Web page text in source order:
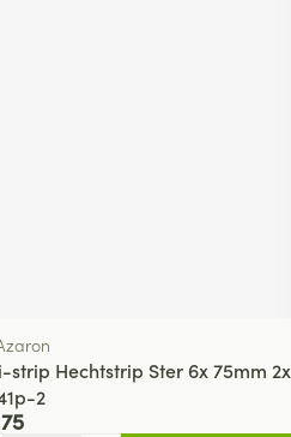
strip Hechtstrip Ster 6x 75mm 2x
2